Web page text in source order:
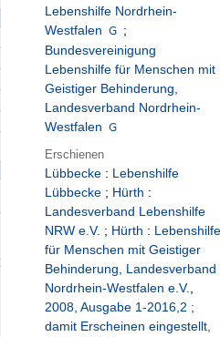
Lebenshilfe Nordrhein-
Westfalen
;
Bundesvereinigung
Lebenshilfe für Menschen mit
Geistiger Behinderung,
Landesverband Nordrhein-
Westfalen
Erschienen
Lübbecke : Lebenshilfe
Lübbecke ; Hürth :
Landesverband Lebenshilfe
NRW e.V. ; Hürth : Lebenshilfe
für Menschen mit Geistiger
Behinderung, Landesverband
Nordrhein-Westfalen e.V.,
2008, Ausgabe 1-2016,2 ;
damit Erscheinen eingestellt,